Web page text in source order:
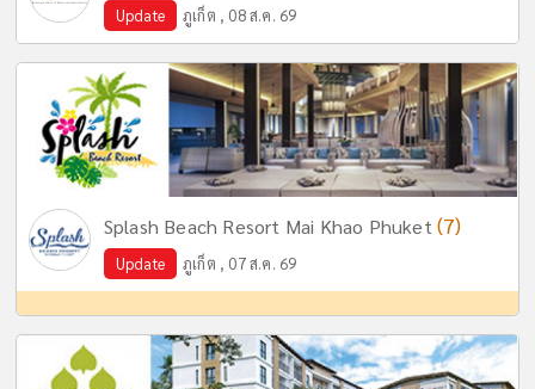
Update ภูเก็ต , 08 ส.ค. 69
Splash Beach Resort Mai Khao Phuket (7)
Update ภูเก็ต , 07 ส.ค. 69